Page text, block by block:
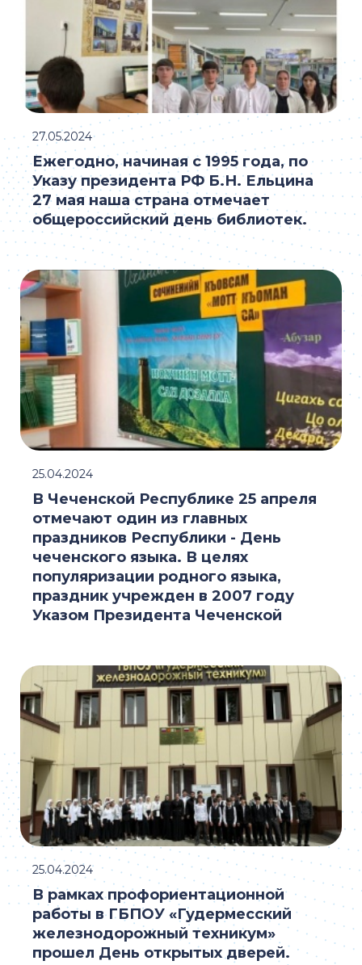
Ежегодно, начиная с 1995 года, по
Указу президента РФ Б.Н. Ельцина
27 мая наша страна отмечает
общероссийский день библиотек.
27.05.2024
В Чеченской Республике 25 апреля
отмечают один из главных
праздников Республики - День
чеченского языка. В целях
популяризации родного языка,
праздник учрежден в 2007 году
Указом Президента Чеченской
25.04.2024
В рамках профориентационной
работы в ГБПОУ «Гудермесский
железнодорожный техникум»
прошел День открытых дверей.
25.04.2024